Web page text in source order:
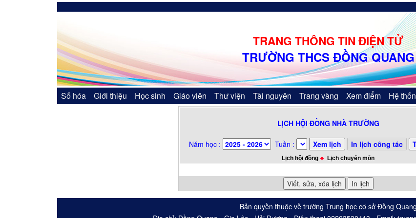
TRANG THÔNG TIN ĐIỆN TỬ
TRƯỜNG THCS ĐỒNG QUANG
Số hóa Giới thiệu Học sinh Giáo viên Thư viện Tài nguyên Trang vàng Xem điểm Hệ
LỊCH HỘI ĐỒNG NHÀ TRƯỜNG
Năm học : Tuần :
Lịch hội đồng Lịch chuyên môn
Bản quyền thuộc về trường Trung học cơ sở Đồng Quang